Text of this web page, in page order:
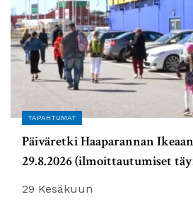
TAPAHTUMAT
Päiväretki Haaparannan
29.8.2026 (ilmoittautumiset
29 Kesäkuun